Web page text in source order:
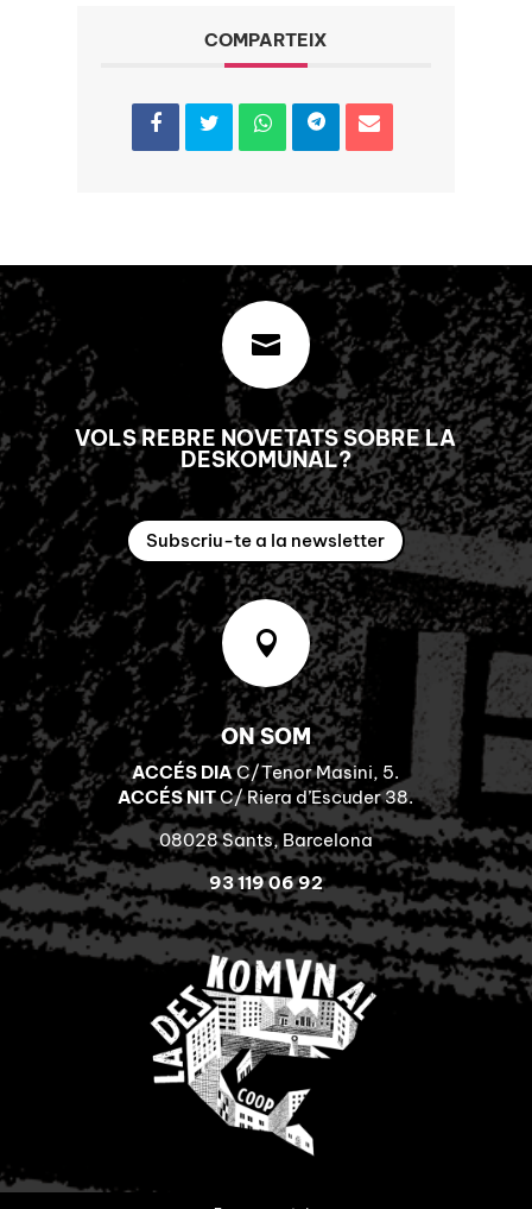
COMPARTEIX

VOLS REBRE NOVETATS SOBRE LA
DESKOMUNAL?
Subscriu-te a la newsletter

ON SOM
ACCÉS DIAC/Tenor Masini, 5.
ACCÉS NITC/ Riera d’Escuder 38.
08028 Sants, Barcelona
93 119 06 92